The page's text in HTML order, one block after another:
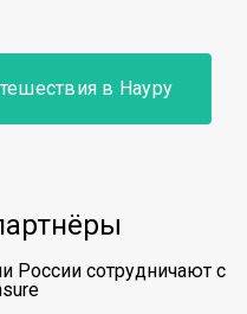
в Науру
России сотрудничают с